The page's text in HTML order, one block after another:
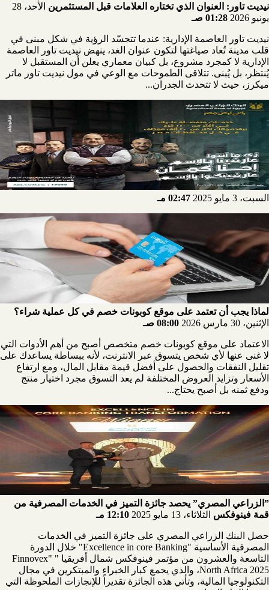
نيديت تاور: العنوان الذي تختاره العلامات قبل المستثمرين
الأحد، 28
يونيو 2026
01:28 صـ
نيديت تاور العاصمة الإدارية: عندما تتجسّد الرؤية في شكل مبنى في
قلب مدينة تُعاد صياغتها لتكون عنوان الغد، ينهض نيديت تاور العاصمة
الإدارية لا كمجرد مشروع، بل كبيان معماري يعلن أن المستقبل لا
يُنتظر، بل يُبنى. تتلاقى الطموحات مع الوعي في مول نيديت تاور ماتر
ميكرز، حيث لا تتحدث الجدران...
السبت، 3 مايو 2025 02:47 مـ
لماذا يجب أن تعتمد على موقع كوبونات خصم في كل عملية شراء؟
الإثنين، 30 مارس 2026
08:00 صـ
الاعتماد على موقع كوبونات خصم متخصص أصبح من أهم الأدوات التي
لا غنى عنها لأي شخص يتسوق عبر الانترنت، لأنه ببساطة يساعدك على
تقليل النفقات والحصول على أفضل قيمة مقابل المال، ومع ارتفاع
الأسعار وتزايد العروض المختلفة لم يعد التسوق مجرد اختيار منتج
ودفع ثمنه بل أصبح يحتاج...
”الزراعي المصري” يحصد جائزة التميز في الخدمات المصرفية من
قمة فينوفكس الثلاثاء، 13 مايو 2025 12:10 مـ
حصل البنك الزراعي المصري على جائزة التميز في الخدمات
المصرفية الأساسية "Excellence in core Banking" خلال الدورة
التاسعة والعشرون من مؤتمر فينوفكس شمال أفريقيا " "Finnovex
North Africa 2025، والذي يجمع كبار الخبراء والمبتكرين في مجال
التكنولوجيا المالية، وتأتي هذه الجائزة تقديراً للإنجازات الملحوظة التي